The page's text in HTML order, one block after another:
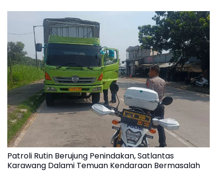
Patroli Rutin Berujung Penindakan, Satlantas
Karawang Dalami Temuan Kendaraan Bermasalah